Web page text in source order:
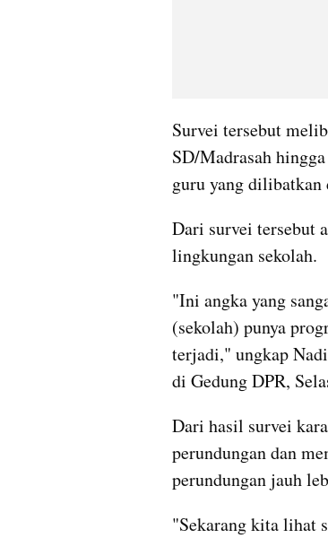
Survei tersebut
SD/Madrasah
guru yang dilibatkan
Dari survei tersebut
lingkungan sekolah.
"Ini angka yang
(sekolah) punya
terjadi," ungkap
di Gedung DPR,
Dari hasil survei
perundungan dan
perundungan jauh
"Sekarang kita lihat